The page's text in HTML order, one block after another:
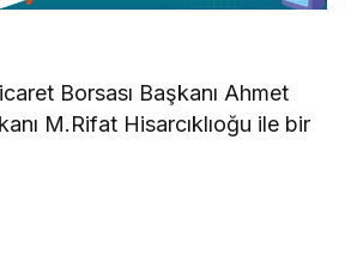
Borsası Başkanı Ahmet
M.Rifat Hisarcıklıoğu ile bir